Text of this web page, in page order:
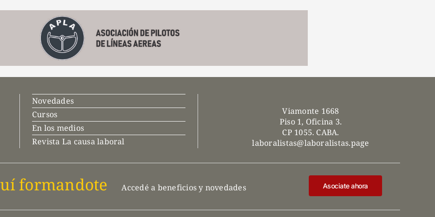
Novedades
Cursos
En los medios
Revista La causa laboral
Viamonte 1668
Piso 1, Oficina 3.
CP 1055. CABA.
laboralistas@laboralistas.page
formandote Accedé a beneficios y novedades Asociate ahora